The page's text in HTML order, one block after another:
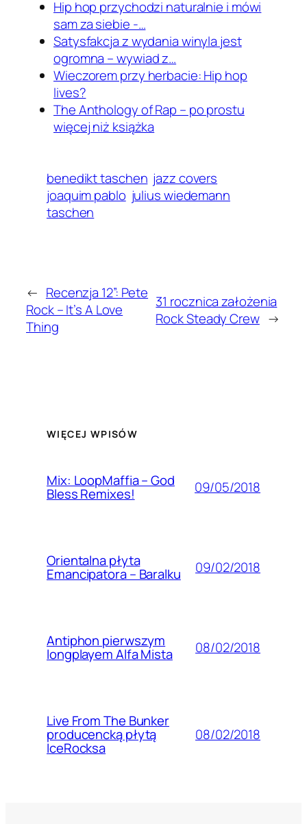
Hip hop przychodzi naturalnie i mówi
sam za siebie -…
Satysfakcja z wydania winyla jest
ogromna – wywiad z…
Wieczorem przy herbacie: Hip hop
lives?
The Anthology of Rap – po prostu
więcej niż książka
benedikt taschen jazz covers
joaquim pablo julius wiedemann
taschen
← Recenzja 12”: Pete
Rock – It’s A Love
Thing
31 rocznica założenia
Rock Steady Crew →
WIĘCEJ WPISÓW
Mix: LoopMaffia – God
Bless Remixes! 09/05/2018
Orientalna płyta
Emancipatora – Baralku 09/02/2018
Antiphon pierwszym
longplayem Alfa Mista 08/02/2018
Live From The Bunker
producencką płytą
IceRocksa
08/02/2018